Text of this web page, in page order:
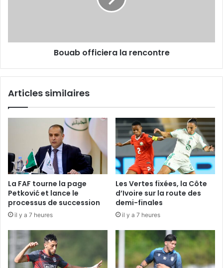
Bouab officiera la rencontre
Articles similaires
La FAF tourne la page
Petković et lance le
processus de succession
il y a 7 heures
Les Vertes fixées, la Côte
d’Ivoire sur la route des
demi-finales
il y a 7 heures